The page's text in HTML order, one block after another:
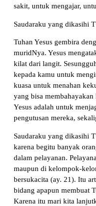
sakit, untuk mengajar,
Saudaraku yang dikasihi
Tuhan Yesus gembira
muridNya. Yesus
kilat dari langit.
kepada kamu untuk
kuasa untuk menahan
yang bisa
Yesus adalah untuk
pengutusan mereka,
Saudaraku yang dikasihi
karena begitu banyak
dalam pelayanan.
maupun di kelompok-
bersukacita (ay. 21). Itu
bidang apapun membuat
Karena itu mari kita